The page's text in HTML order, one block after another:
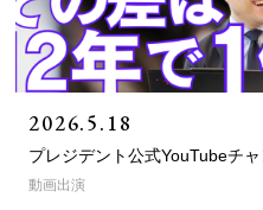
2026.5.18
プレジデント公式YouTubeチャ
動画出演